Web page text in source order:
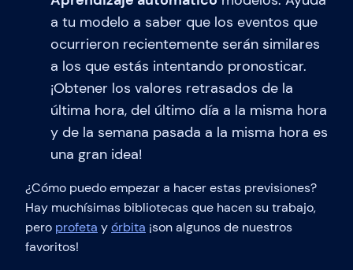
a tu modelo a saber que los eventos que
ocurrieron recientemente serán similares
a los que estás intentando pronosticar.
¡Obtener los valores retrasados de la
última hora, del último día a la misma hora
y de la semana pasada a la misma hora es
una gran idea!
¿Cómo puedo empezar a hacer estas previsiones?
Hay muchísimas bibliotecas que hacen su trabajo,
pero profeta yórbita ¡son algunos de nuestros
favoritos!